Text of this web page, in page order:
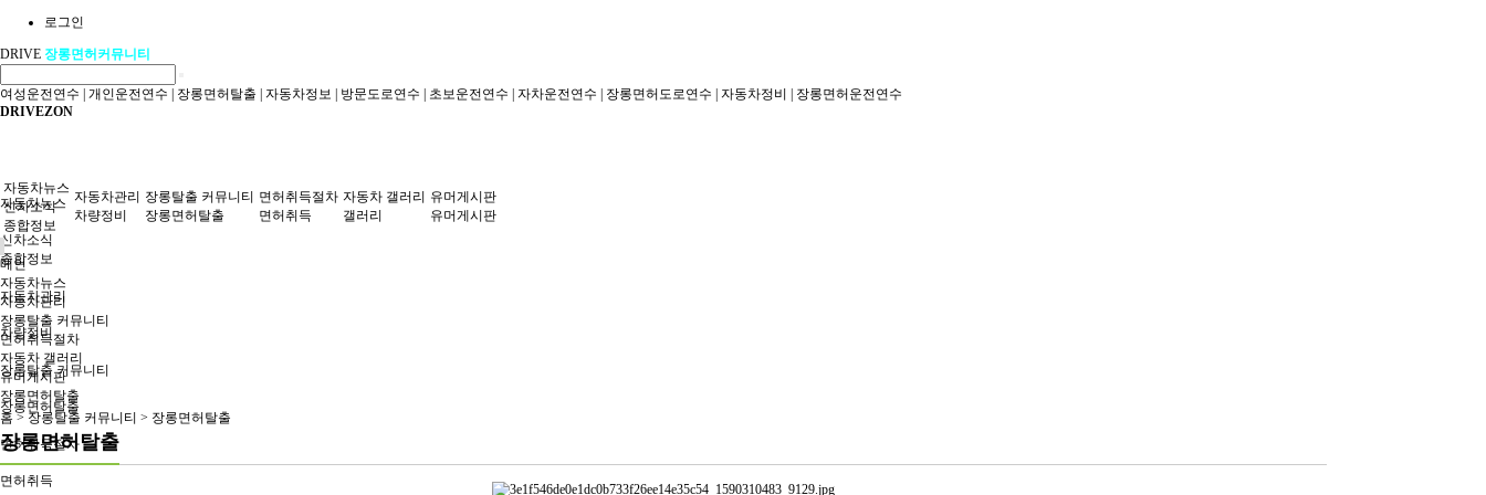
로그인
DRIVE 장롱면허커뮤니티
여성운전연수 개인운전연수 장롱면허탈출 자동차정보 방문도로연수 초보운전연수 자차운전연수 장롱면허도로연수 자동차정비
장롱면허운전연수
DRIVEZON
자동차뉴스
신차소식
종합정보
자동차관리
차량정비
장롱탈출 커뮤니티
장롱면허탈출
면허취득절차
면허취득
자동차뉴스
신차소식
종합정보
자동차관리
차량정비
장롱탈출 커뮤니티
장롱면허탈출
면허취득절차
면허취득
자동차 갤러리
갤러리
유머게시판
유머게시판
메인
자동차뉴스
자동차관리
장롱탈출 커뮤니티
면허취득절차
자동차 갤러리
유머게시판
장롱면허탈출
홈 > 장롱탈출 커뮤니티 > 장롱면허탈출
장롱면허탈출